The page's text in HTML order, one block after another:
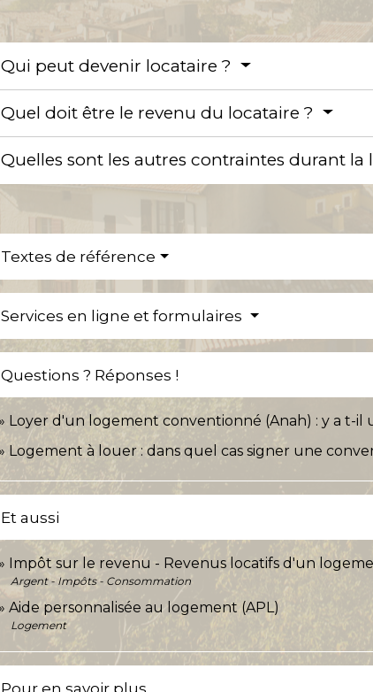
Qui peut devenir locataire ?
Quel doit être le revenu du locataire ?
Quelles sont les autres contraintes durant la
Textes de référence
Services en ligne et formulaires
Questions ? Réponses !
Loyer d'un logement conventionné (Anah) : y a t-il
Logement à louer : dans quel cas signer une
Et aussi
Impôt sur le revenu - Revenus locatifs d'un
Argent - Impôts - Consommation
Aide personnalisée au logement (APL)
Logement